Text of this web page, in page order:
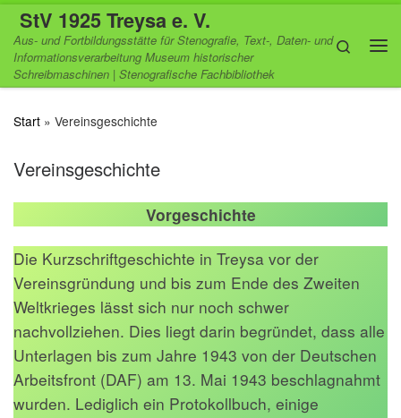
Zum Inhalt springen
StV 1925 Treysa e. V.
Aus- und Fortbildungsstätte für Stenografie, Text-, Daten- und
Informationsverarbeitung Museum historischer
Schreibmaschinen | Stenografische Fachbibliothek
Search
Start » Vereinsgeschichte
Vereinsgeschichte
Vorgeschichte
Die Kurzschriftgeschichte in Treysa vor der
Vereinsgründung und bis zum Ende des Zweiten
Weltkrieges lässt sich nur noch schwer
nachvollziehen. Dies liegt darin begründet, dass alle
Unterlagen bis zum Jahre 1943 von der Deutschen
Arbeitsfront (DAF) am 13. Mai 1943 beschlagnahmt
wurden. Lediglich ein Protokollbuch, einige